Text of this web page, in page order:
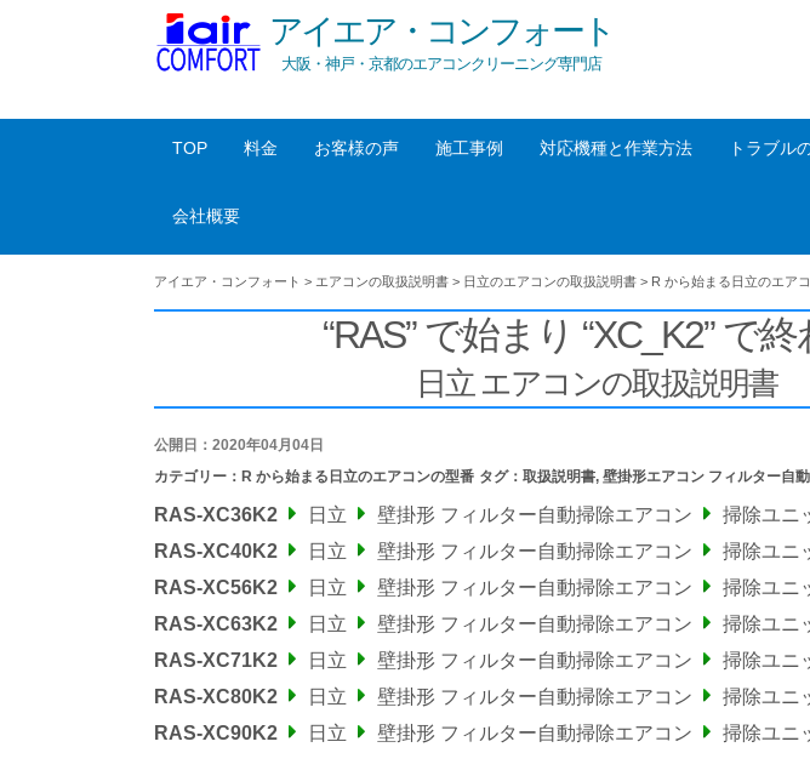
アイエア・コンフォート
大阪・神戸・京都のエアコンクリーニング専門店
TOP 料金 お客様の声 施工事例 対応機種と作業方法 トラブル
会社概要
アイエア・コンフォート > エアコンの取扱説明書 > 日立のエアコンの取扱説明書 > R から始まる日立のエア
“RAS” で始まり “XC_K2” で
日立 エアコンの取扱説明書
公開日：2020年04月04日
カテゴリー： R から始まる日立のエアコンの型番 タグ： 取扱説明書, 壁掛形エアコン フィルター自
RAS-XC36K2 日立 壁掛形 フィルター自動掃除エアコン 掃除ユニ
RAS-XC40K2
日立 壁掛形 フィルター自動掃除エアコン 掃除ユニ
RAS-XC56K2
日立 壁掛形 フィルター自動掃除エアコン 掃除ユニ
RAS-XC63K2
日立 壁掛形 フィルター自動掃除エアコン 掃除ユニ
RAS-XC71K2
日立 壁掛形 フィルター自動掃除エアコン 掃除ユニ
RAS-XC80K2
日立 壁掛形 フィルター自動掃除エアコン 掃除ユニ
RAS-XC90K2
日立 壁掛形 フィルター自動掃除エアコン 掃除ユニ